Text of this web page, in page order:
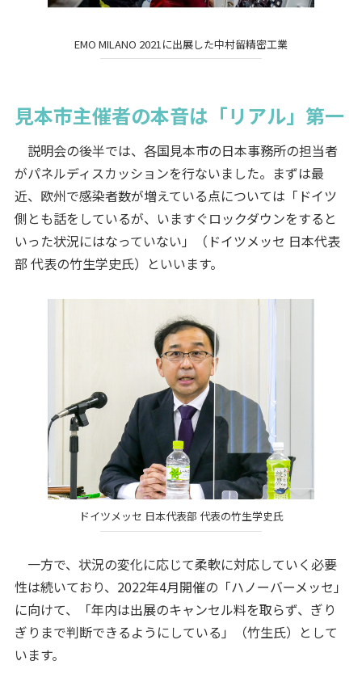
EMO MILANO 2021に出展した中村留精密工業
見本市主催者の本音は「リアル」第一
説明会の後半では、各国見本市の日本事務所の担当者
がパネルディスカッションを行ないました。まずは最
近、欧州で感染者数が増えている点については「ドイツ
側とも話をしているが、いますぐロックダウンをすると
いった状況にはなっていない」（ドイツメッセ 日本代表
部 代表の竹生学史氏）といいます。
ドイツメッセ 日本代表部 代表の竹生学史氏
一方で、状況の変化に応じて柔軟に対応していく必要
性は続いており、2022年4月開催の「ハノーバーメッセ」
に向けて、「年内は出展のキャンセル料を取らず、ぎり
ぎりまで判断できるようにしている」（竹生氏）として
います。